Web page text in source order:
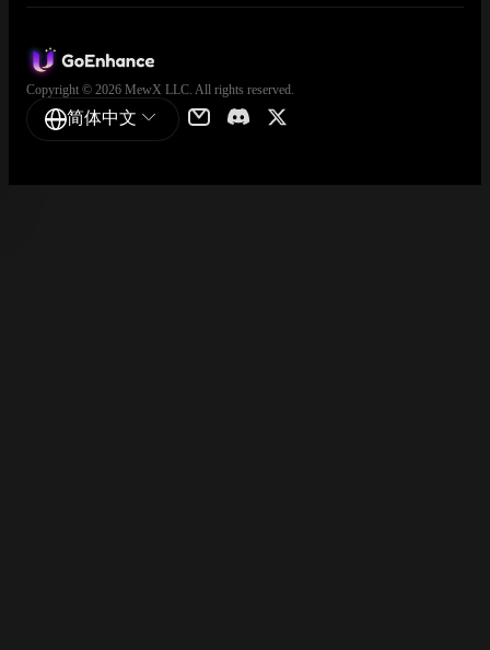
Copyright © 2026 MewX LLC. All rights reserved.
简体中文